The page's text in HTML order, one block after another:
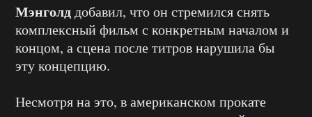
Мэнголддобавил, что он стремился снять
комплексный фильм с конкретным началом и
концом, а сцена после титров нарушила бы
эту концепцию.
Несмотря на это, в американском прокате